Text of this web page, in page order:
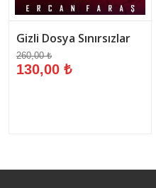
Gizli Dosya Sınırsızlar
260,00 ₺
130,00 ₺